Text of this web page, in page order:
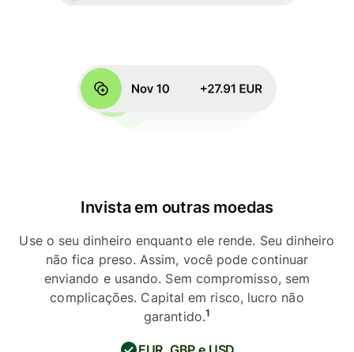
Invista em outras moedas
Use o seu dinheiro enquanto ele rende. Seu dinheiro
não fica preso. Assim, você pode continuar
enviando e usando. Sem compromisso, sem
complicações. Capital em risco, lucro não
garantido.1